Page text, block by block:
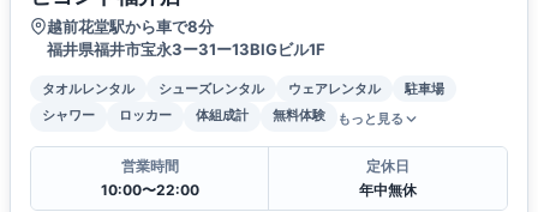
越前花堂駅から車で8分
福井県福井市宝永3ー31ー13BIGビル1F
タオルレンタル シューズレンタル ウェアレンタル
駐車場
シャワー
ロッカー 体組成計 無料体験 もっと見る
営業時間
10:00〜22:00
定休日
年中無休